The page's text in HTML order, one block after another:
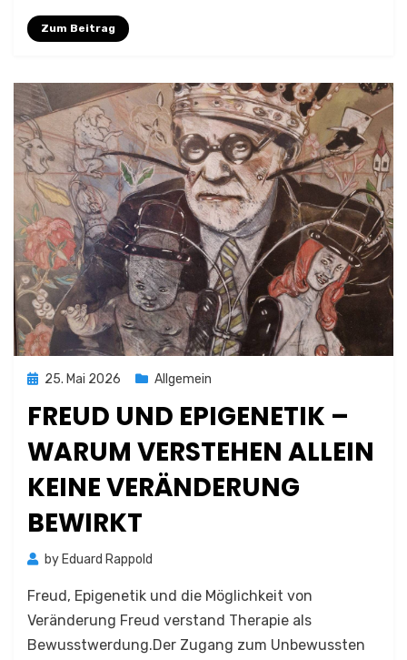
Zum Beitrag
Posted
25. Mai 2026 Allgemein
FREUD UND EPIGENETIK –
WARUM VERSTEHEN ALLEIN
KEINE VERÄNDERUNG
BEWIRKT
by Eduard Rappold
Freud, Epigenetik und die Möglichkeit von
Veränderung Freud verstand Therapie als
Bewusstwerdung.Der Zugang zum Unbewussten